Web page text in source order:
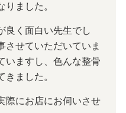
ました。
良く面白い先生でし
させていただいていま
いますし、色んな整骨
ました。
際にお店にお伺いさせ